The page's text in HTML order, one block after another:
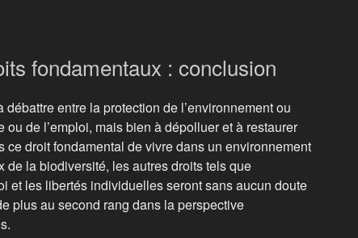
Courriel
J'ai lu et accepte les termes et les
fondamentaux : conclusion
débattre entre la protection de l’environnement ou
ou de l’emploi, mais bien à dépolluer et à restaurer
ce droit fondamental de vivre dans un environnement
de la biodiversité, les autres droits tels que
et les libertés individuelles seront sans aucun doute
plus au second rang dans la perspective